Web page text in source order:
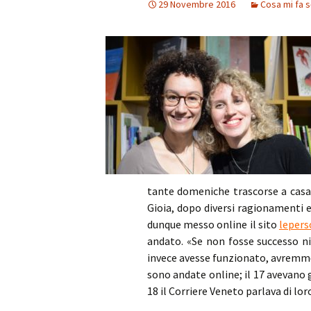
29 Novembre 2016 Cosa mi fa
tante domeniche trascorse a
Gioia, dopo diversi ragionamenti
dunque messo online il sito
andato. «Se non fosse successo
invece avesse funzionato,
sono andate online; il 17
18 il Corriere Veneto parlava di